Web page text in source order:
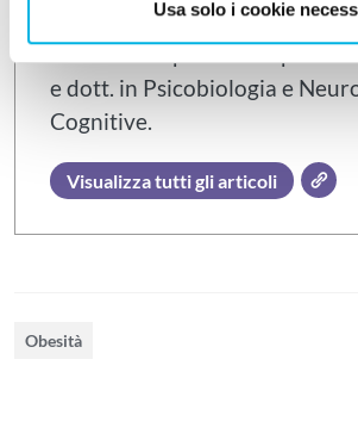
Usa solo i cookie
Paolo Artoni è Tecnico della
Psichiatrica presso l'Ospedale
e dott. in Psicobiologia e
Cognitive.
Visualizza tutti gli articoli
Obesità